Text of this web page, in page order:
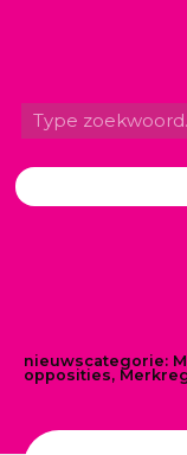
nieuwscategorie:
opposities,